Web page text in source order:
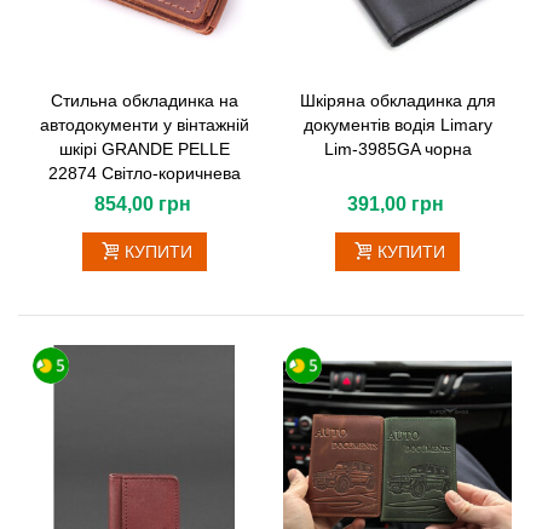
Стильна обкладинка на
автодокументи у вінтажній
шкірі GRANDE PELLE
22874 Світло-коричнева
854,00 грн
КУПИТИ
Шкіряна обкладинка для
документів водія Limary
Lim-3985GA чорна
391,00 грн
КУПИТИ